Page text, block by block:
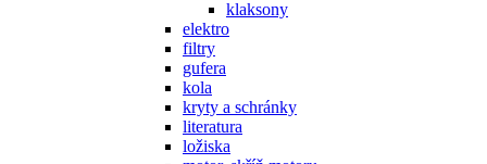
klaksony
elektro
filtry
gufera
kola
kryty a schránky
literatura
ložiska